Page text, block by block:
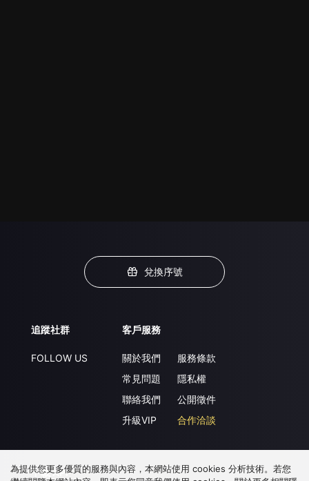
兌換序號
追蹤社群
FOLLOW US
客戶服務
關於我們
常見問題
聯絡我們
升級VIP
服務條款
隱私權
公開徵件
合作洽談
下載 APP
為提供您更多優質的服務與內容，本網站使用 cookies 分析技術。若您